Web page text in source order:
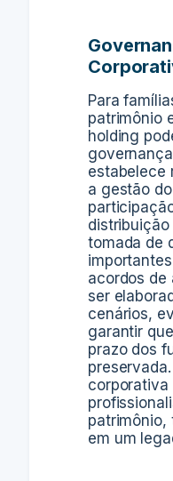
Para
patrimônio
holding
estabelece
a gestão
tomada de
acordos de
ser
cenários,
garantir
prazo dos
corporativa
patrimônio,
em um